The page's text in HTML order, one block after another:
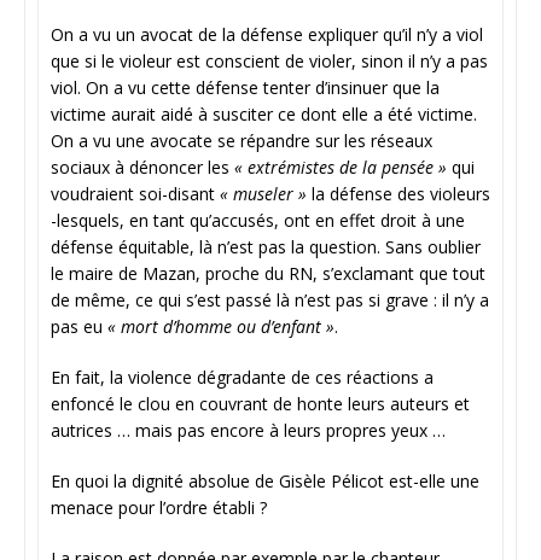
On a vu un avocat de la défense expliquer qu’il n’y a viol
que si le violeur est conscient de violer, sinon il n’y a pas
viol. On a vu cette défense tenter d’insinuer que la
victime aurait aidé à susciter ce dont elle a été victime.
On a vu une avocate se répandre sur les réseaux
sociaux à dénoncer les « extrémistes de la pensée » qui
voudraient soi-disant « museler » la défense des violeurs
-lesquels, en tant qu’accusés, ont en effet droit à une
défense équitable, là n’est pas la question. Sans oublier
le maire de Mazan, proche du RN, s’exclamant que tout
de même, ce qui s’est passé là n’est pas si grave : il n’y a
pas eu « mort d’homme ou d’enfant ».
En fait, la violence dégradante de ces réactions a
enfoncé le clou en couvrant de honte leurs auteurs et
autrices … mais pas encore à leurs propres yeux …
En quoi la dignité absolue de Gisèle Pélicot est-elle une
menace pour l’ordre établi ?